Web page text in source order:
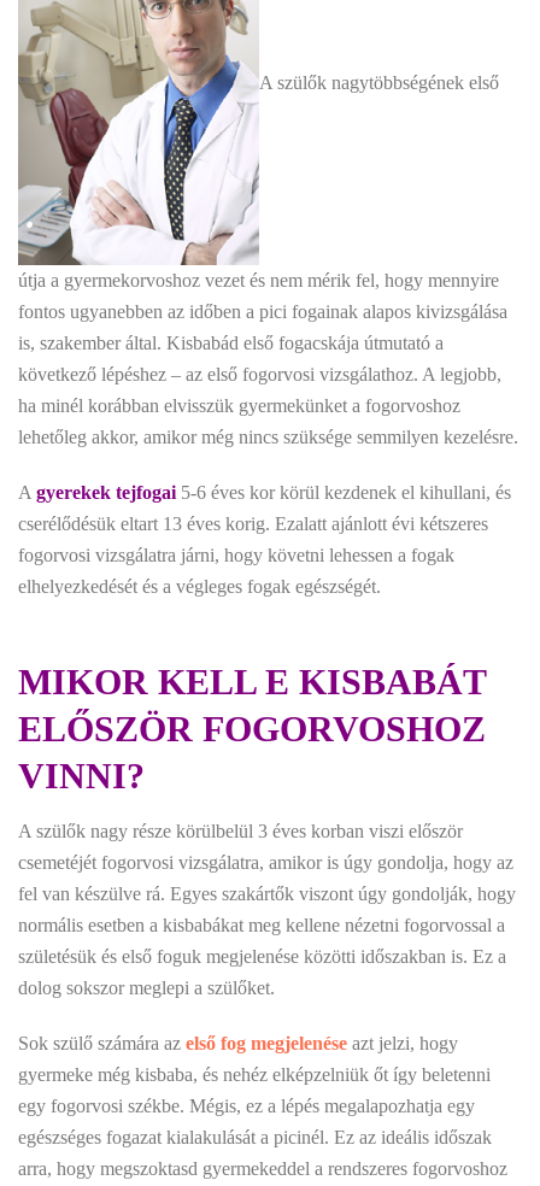
A szülők nagytöbbségének első
útja a gyermekorvoshoz vezet és nem mérik fel, hogy mennyire
fontos ugyanebben az időben a pici fogainak alapos kivizsgálása
is, szakember által. Kisbabád első fogacskája útmutató a
következő lépéshez – az első fogorvosi vizsgálathoz. A legjobb,
ha minél korábban elvisszük gyermekünket a fogorvoshoz
lehetőleg akkor, amikor még nincs szüksége semmilyen kezelésre.
Agyerekek tejfogai 5-6 éves kor körül kezdenek el kihullani, és
cserélődésük eltart 13 éves korig. Ezalatt ajánlott évi kétszeres
fogorvosi vizsgálatra járni, hogy követni lehessen a fogak
elhelyezkedését és a végleges fogak egészségét.
MIKOR KELL E KISBABÁT
ELŐSZÖR FOGORVOSHOZ
VINNI?
A szülők nagy része körülbelül 3 éves korban viszi először
csemetéjét fogorvosi vizsgálatra, amikor is úgy gondolja, hogy az
fel van készülve rá. Egyes szakártők viszont úgy gondolják, hogy
normális esetben a kisbabákat meg kellene nézetni fogorvossal a
születésük és első foguk megjelenése közötti időszakban is. Ez a
dolog sokszor meglepi a szülőket.
Sok szülő számára az első fog megjelenése azt jelzi, hogy
gyermeke még kisbaba, és nehéz elképzelniük őt így beletenni
egy fogorvosi székbe. Mégis, ez a lépés megalapozhatja egy
egészséges fogazat kialakulását a picinél. Ez az ideális időszak
arra, hogy megszoktasd gyermekeddel a rendszeres fogorvoshoz